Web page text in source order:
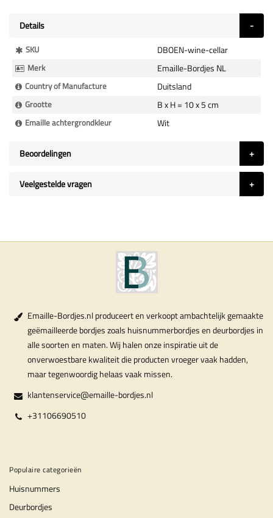
Details
Meer
Informatie
SKU DBOEN-wine-cellar
Merk Emaille-Bordjes NL
Country of Manufacture Duitsland
Grootte B x H = 10 x 5 cm
Emaille achtergrondkleur Wit
Beoordelingen
Veelgestelde vragen
Emaille-Bordjes.nl produceert en verkoopt ambachtelijk gemaakte
geëmailleerde bordjes zoals huisnummerbordjes en deurbordjes in
alle soorten en maten. Wij halen onze inspiratie uit de
onverwoestbare kwaliteit die producten vroeger vaak hadden,
maar tegenwoordig helaas vaak missen.
klantenservice@emaille-bordjes.nl
+31106690510
Populaire categorieën
Huisnummers
Deurbordjes